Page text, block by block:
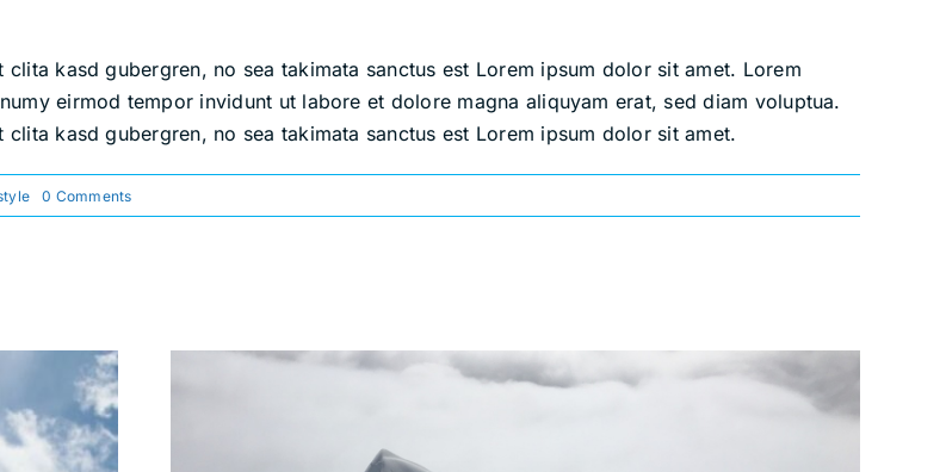
kasd gubergren, no sea takimata sanctus est Lorem ipsum dolor sit amet. Lorem
eirmod tempor invidunt ut labore et dolore magna aliquyam erat, sed diam voluptua.
kasd gubergren, no sea takimata sanctus est Lorem ipsum dolor sit amet.
0 Commentson
The